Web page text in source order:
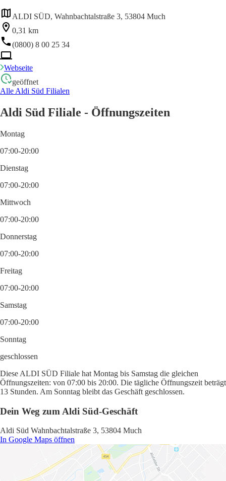
ALDI SÜD, Wahnbachtalstraße 3, 53804 Much
0,31 km
(0800) 8 00 25 34
Webseite
geöffnet
Alle Aldi Süd Filialen
Aldi Süd Filiale - Öffnungszeiten
Montag
07:00-20:00
Dienstag
07:00-20:00
Mittwoch
07:00-20:00
Donnerstag
07:00-20:00
Freitag
07:00-20:00
Samstag
07:00-20:00
Sonntag
geschlossen
Diese ALDI SÜD Filiale hat Montag bis Samstag die gleichen
Öffnungszeiten: von 07:00 bis 20:00. Die tägliche Öffnungszeit beträgt
13 Stunden. Am Sonntag bleibt das Geschäft geschlossen.
Dein Weg zum Aldi Süd-Geschäft
Aldi Süd Wahnbachtalstraße 3, 53804 Much
In Google Maps öffnen